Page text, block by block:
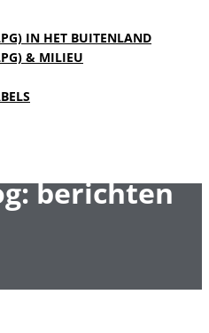
IN HET BUITENLAND
& MILIEU
berichten